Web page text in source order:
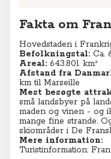
Fakta om
Hovedstaden i
Befolkningstal: Ca.
Areal: 643.801 km²
Afstand fra
km til Marseille
Mest besøgte
små landsbyer på
maden og vinen - og
mange fine strande.
skiområder i De
Mere information:
Turistinformation: